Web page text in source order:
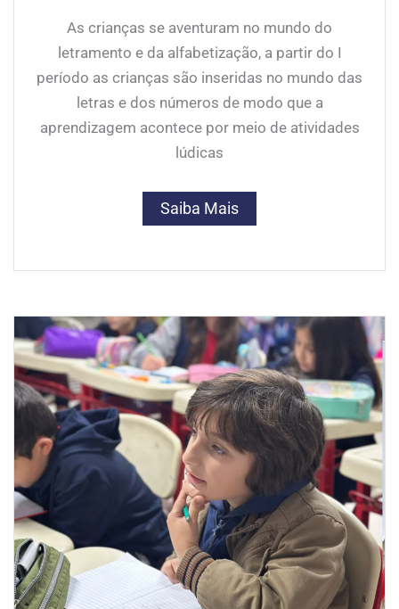
As crianças se aventuram no mundo do
letramento e da alfabetização, a partir do I
período as crianças são inseridas no mundo das
letras e dos números de modo que a
aprendizagem acontece por meio de atividades
lúdicas
Saiba Mais